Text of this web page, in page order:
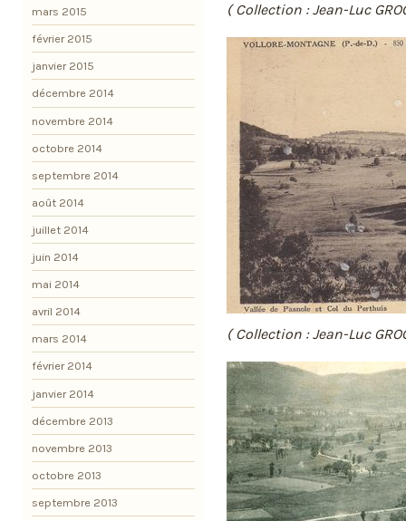
( Collection : Jean-Luc
( Collection : Jean-Luc
mars 2015
février 2015
janvier 2015
décembre 2014
novembre 2014
octobre 2014
septembre 2014
août 2014
juillet 2014
juin 2014
mai 2014
avril 2014
mars 2014
février 2014
janvier 2014
décembre 2013
novembre 2013
octobre 2013
septembre 2013